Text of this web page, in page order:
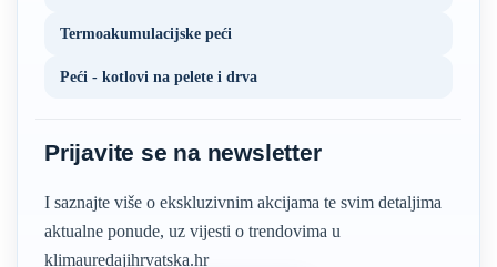
Termoakumulacijske peći
Peći - kotlovi na pelete i drva
Prijavite se na newsletter
I saznajte više o ekskluzivnim akcijama te svim detaljima
aktualne ponude, uz vijesti o trendovima u
klimauredajihrvatska.hr